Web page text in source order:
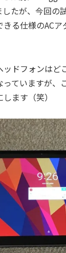
たが、今回の
きる仕様のAC
ッドフォンはど
っていますが、
ます（笑）